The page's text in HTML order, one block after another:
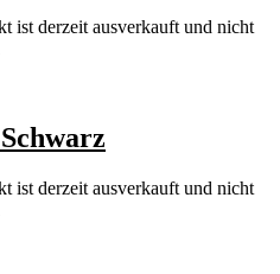
ist derzeit ausverkauft und nicht
ist derzeit ausverkauft und nicht